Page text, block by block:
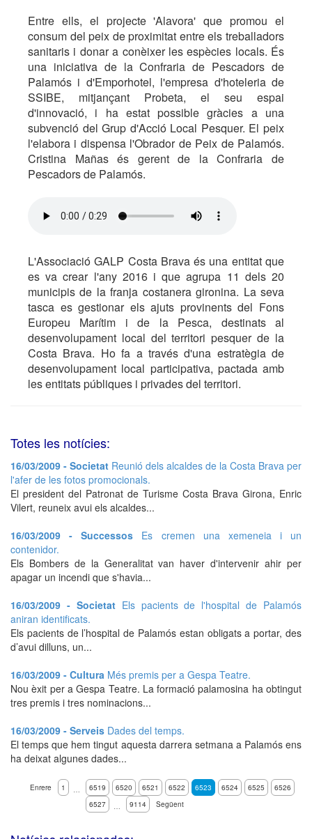
Entre ells, el projecte 'Alavora' que promou el
consum del peix de proximitat entre els treballadors
sanitaris i donar a conèixer les espècies locals. És
una iniciativa de la Confraria de Pescadors de
Palamós i d'Emporhotel, l'empresa d'hoteleria de
SSIBE, mitjançant Probeta, el seu espai
d'innovació, i ha estat possible gràcies a una
subvenció del Grup d'Acció Local Pesquer. El peix
l'elabora i dispensa l'Obrador de Peix de Palamós.
Cristina Mañas és gerent de la Confraria de
Pescadors de Palamós.
L'Associació GALP Costa Brava és una entitat que
es va crear l'any 2016 i que agrupa 11 dels 20
municipis de la franja costanera gironina. La seva
tasca es gestionar els ajuts provinents del Fons
Europeu Marítim i de la Pesca, destinats al
desenvolupament local del territori pesquer de la
Costa Brava. Ho fa a través d'una estratègia de
desenvolupament local participativa, pactada amb
les entitats públiques i privades del territori.
Totes les notícies:
16/03/2009 - Societat Reunió dels alcaldes de la Costa Brava per
l'afer de les fotos promocionals.
El president del Patronat de Turisme Costa Brava Girona, Enric
Vilert, reuneix avui els alcaldes...
16/03/2009 - Successos Es cremen una xemeneia i un
contenidor.
Els Bombers de la Generalitat van haver d'intervenir ahir per
apagar un incendi que s'havia...
16/03/2009 - Societat Els pacients de l'hospital de Palamós
aniran identificats.
Els pacients de l’hospital de Palamós estan obligats a portar, des
d’avui dilluns, un...
16/03/2009 - Cultura Més premis per a Gespa Teatre.
Nou èxit per a Gespa Teatre. La formació palamosina ha obtingut
tres premis i tres nominacions...
16/03/2009 - Serveis Dades del temps.
El temps que hem tingut aquesta darrera setmana a Palamós ens
ha deixat algunes dades...
Enrere 1 … 6519 6520 6521 6522 6523 6524 6525
6526
6527
… 9114 Següent